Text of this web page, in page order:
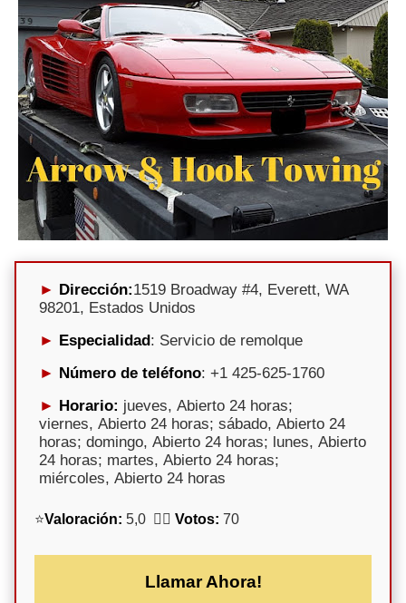
Dirección:1519 Broadway #4, Everett, WA
98201, Estados Unidos
Especialidad: Servicio de remolque
Número de teléfono: +1 425-625-1760
Horario: jueves, Abierto 24 horas;
viernes, Abierto 24 horas; sábado, Abierto 24
horas; domingo, Abierto 24 horas; lunes, Abierto
24 horas; martes, Abierto 24 horas;
miércoles, Abierto 24 horas
⭐Valoración: 5,0 🕵️‍♀️ Votos: 70
Llamar Ahora!